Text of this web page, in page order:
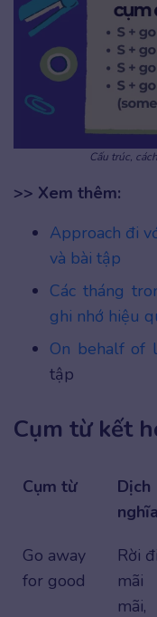
Cấu trúc,
>> Xem thêm:
Approach đi
và bài tập
Các tháng
ghi nhớ hiệu
On behalf of
tập
Cụm từ kết
Cụm từ
Dịch
nghĩa
Go away
for good
Rời đi
mãi
mãi,